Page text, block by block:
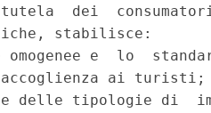
dei
stabilisce:
e  lo
accoglienza ai
delle tipologie di